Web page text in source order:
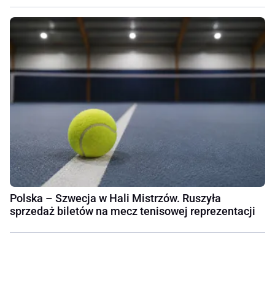
Polska – Szwecja w Hali Mistrzów. Ruszyła
sprzedaż biletów na mecz tenisowej reprezentacji